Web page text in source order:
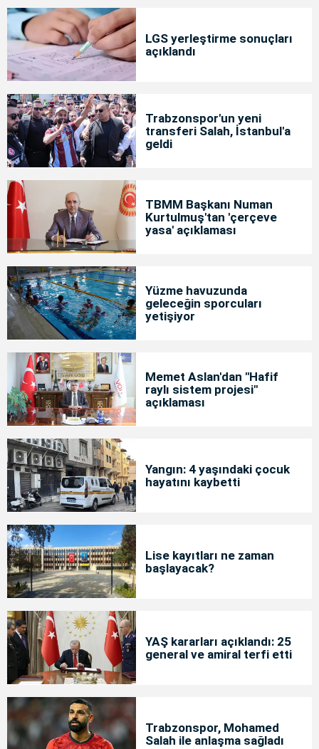
LGS yerleştirme sonuçları
açıklandı
Trabzonspor'un yeni
transferi Salah, İstanbul'a
geldi
TBMM Başkanı Numan
Kurtulmuş'tan 'çerçeve
yasa' açıklaması
Yüzme havuzunda
geleceğin sporcuları
yetişiyor
Memet Aslan'dan "Hafif
raylı sistem projesi"
açıklaması
Yangın: 4 yaşındaki çocuk
hayatını kaybetti
Lise kayıtları ne zaman
başlayacak?
YAŞ kararları açıklandı: 25
general ve amiral terfi etti
Trabzonspor, Mohamed
Salah ile anlaşma sağladı